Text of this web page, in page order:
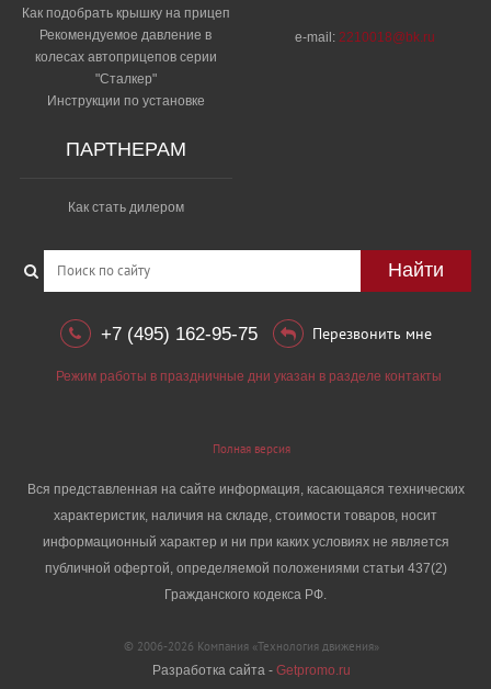
Как подобрать крышку на прицеп
Рекомендуемое давление в
колесах автоприцепов серии
"Сталкер"​
Инструкции по установке
ПАРТНЕРАМ
Как стать дилером
e-mail:2210018@bk.ru
Найти
+7 (495) 162-95-75 Перезвонить мне
Режим работы в праздничные дни указан в разделе контакты
Полная версия
Вся представленная на сайте информация, касающаяся технических
характеристик, наличия на складе, стоимости товаров, носит
информационный характер и ни при каких условиях не является
публичной офертой, определяемой положениями статьи 437(2)
Гражданского кодекса РФ.
© 2006-2026 Компания «Технология движения»
Разработка сайта - Getpromo.ru